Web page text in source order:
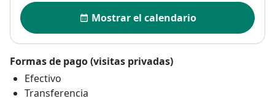
Disponibilidad
Mostrar el calendario
Formas de pago (visitas privadas)
Efectivo
Transferencia